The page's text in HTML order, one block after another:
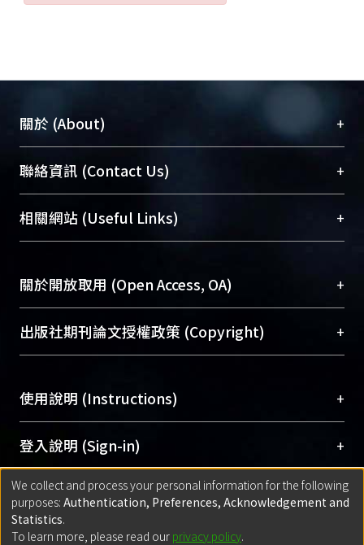
關於 (About) +
臺大位居世界頂尖大學之列，為永久珍藏及向國際
展現本校豐碩的研究成果及學術能量，圖書館整合
機構典藏（NTUR）與學術庫（AH）不同功能平
台，成為臺大學術典藏NTU scholars。期能整合研
成果。
To permanently archive and promote researcher
profiles and scholarly works, Library integrates the
services of “NTU Repository” with “Academic
聯絡資訊 (Contact Us) +
總館學科館員(Main Library)
醫學圖書館學科館員(Medical Library)
Sciences Library)
相關網站 (Useful Links) +
關於開放取用 (Open Access, OA) +
開放取用是從使用者角度提升資訊取用性的社會運
動，應用在學術研究上是透過將研究著作公開供使
用逐年攀升。同時可加速研究發展、提升研究影響
Archive）平台。 （點選深入了解OA）
出版社期刊論文授權政策 (Copyright) +
含部分內容的版權非匯入者所有，或由第三方贊
助與合作完成，請確認該版權所有者及第三方同
意提供此授權。
Please represent that the submission is your
original work, and that you have the right to
grant the rights to upload.
若欲上傳已出版的全文電子檔，可使用
使用說明 (Instructions) +
網站簡介(Quickstart Guide)
使用手冊(Instruction Manual)
線上預約服務(Booking Service)
登入說明 (Sign-in) +
方案一：臺灣大學計算機中心帳號登入
(With C&INC Email Account)
方案二：ORCID帳號登入(With ORCID)
匯入著作 (Submission) +
方案一：定期更新ORCID者，以ID匯入
We collect and process your personal information for the following
purposes: Authentication, Preferences, Acknowledgement and
Statistics.
To learn more, please read our privacy policy.